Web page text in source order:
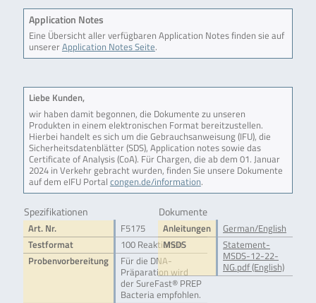
Application Notes
Eine Übersicht aller verfügbaren Application Notes finden sie auf
unsererApplication Notes Seite.
Liebe Kunden,
wir haben damit begonnen, die Dokumente zu unseren
Produkten in einem elektronischen Format bereitzustellen.
Hierbei handelt es sich um die Gebrauchsanweisung (IFU), die
Sicherheitsdatenblätter (SDS), Application notes sowie das
Certificate of Analysis (CoA). Für Chargen, die ab dem 01. Januar
2024 in Verkehr gebracht wurden, finden Sie unsere Dokumente
auf dem eIFU Portal congen.de/information.
Spezifikationen
Art. Nr.
F5175
Testformat
100 Reaktionen
Probenvorbereitung
Für die DNA-
Präparation wird
der SureFast® PREP
Bacteria empfohlen.
Dokumente
Anleitungen
German/English
MSDS
Statement-
MSDS-12-22-
NG.pdf (English)